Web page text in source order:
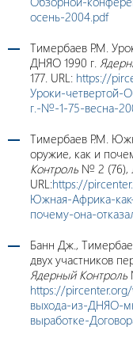
осень-2004.pdf
Тимербаев Р.М.
ДНЯО 1990 г.
177. URL: https://
Уроки-
г.-№-1-75-весна-
Тимербаев Р.М.
оружие, как и
Контроль № 2 (76),
URL:https://
Южная-Африка-
почему-она-
Банн Дж.,
двух участников
Ядерный Контроль
https://
выхода-из-ДНЯО-
выработке-